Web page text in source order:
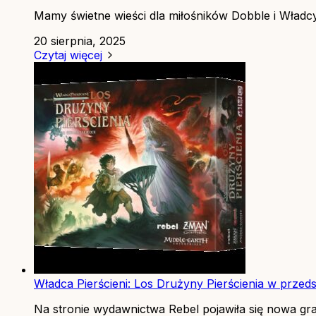
Mamy świetne wieści dla miłośników Dobble i
20 sierpnia, 2025
Czytaj więcej
Władca Pierścieni: Los Drużyny Pierścienia w
Na stronie wydawnictwa Rebel pojawiła się nowa